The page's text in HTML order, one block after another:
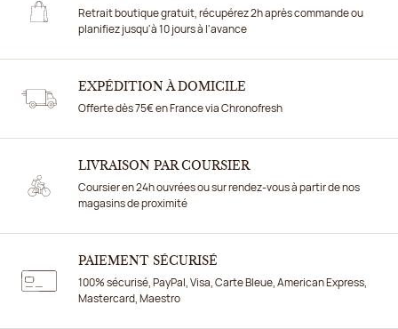
Retrait boutique gratuit, récupérez 2h après commande ou
planifiez jusqu'à 10 jours à l'avance
EXPÉDITION À DOMICILE
Offerte dès 75€ en France via Chronofresh
LIVRAISON PAR COURSIER
Coursier en 24h ouvrées ou sur rendez-vous à partir de nos
magasins de proximité
PAIEMENT SÉCURISÉ
100% sécurisé, PayPal, Visa, Carte Bleue, American Express,
Mastercard, Maestro